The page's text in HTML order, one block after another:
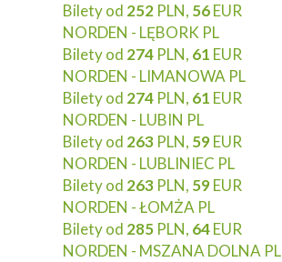
Bilety od 252 PLN, 56EUR
NORDEN - LĘBORK PL
Bilety od 274 PLN, 61 EUR
NORDEN - LIMANOWA PL
Bilety od 274 PLN, 61 EUR
NORDEN - LUBIN PL
Bilety od 263 PLN, 59EUR
NORDEN - LUBLINIEC PL
Bilety od 263 PLN, 59EUR
NORDEN - ŁOMŻA PL
Bilety od 285 PLN, 64EUR
NORDEN - MSZANA DOLNA PL